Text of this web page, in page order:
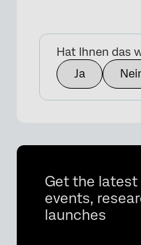
Hat Ihnen das
Ja
Get the latest
events,
launches